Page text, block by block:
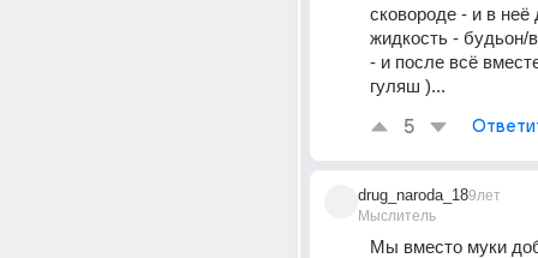
сковороде - и в неё
жидкость - будьон/
- и после всё
гуляш )...
5
drug_naroda_18
Мыслитель
9лет
Мы вместо муки